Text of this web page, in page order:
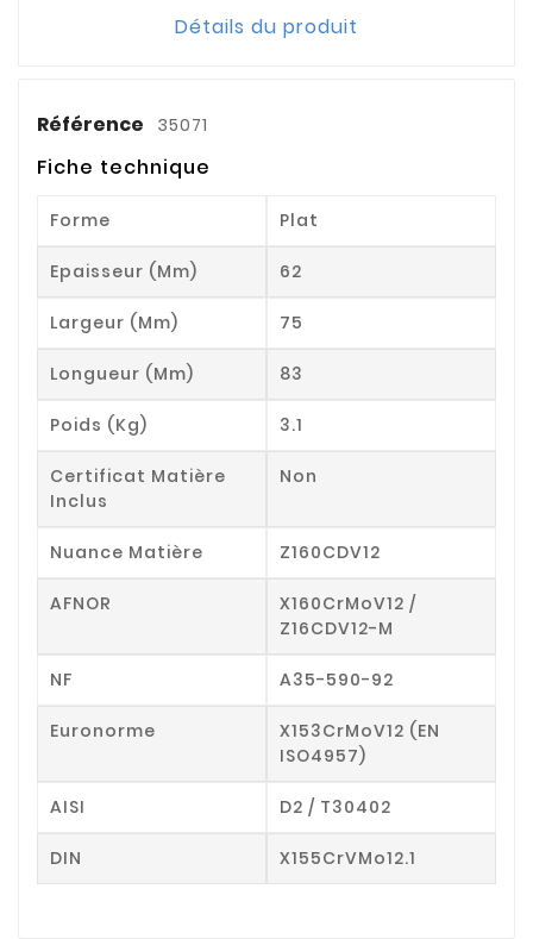
Détails du produit
Référence 35071
Fiche technique
Forme Plat
Epaisseur (mm) 62
Largeur (mm) 75
Longueur (mm) 83
Poids (kg) 3.1
Certificat Matière
Inclus
Non
Nuance Matière Z160CDV12
AFNOR
X160CrMoV12 /
Z16CDV12-M
NF A35-590-92
Euronorme
X153CrMoV12 (EN
ISO4957)
AISI D2 / T30402
DIN X155CrVMo12.1